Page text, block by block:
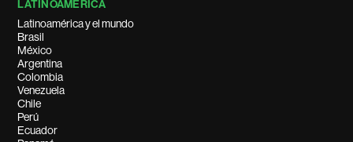
LATINOAMÉRICA
Latinoamérica y el mundo
Brasil
México
Argentina
Colombia
Venezuela
Chile
Perú
Ecuador